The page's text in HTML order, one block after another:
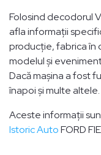
Folosind decodorul
afla informații
producție, fabrica în
modelul și
Dacă mașina a fost
înapoi și multe altele.
Aceste informații
Istoric AutoFORD